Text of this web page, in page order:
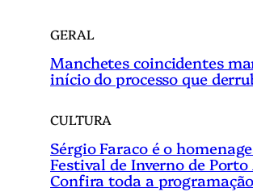
GERAL
Manchetes coincidentes
início do processo que
CULTURA
Sérgio Faraco é o
Festival de Inverno de Porto
Confira toda a